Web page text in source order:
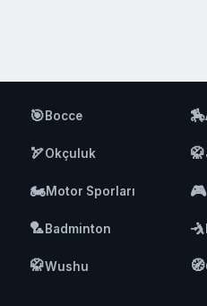
🎯Bocce 🏇
🏹Okçuluk 🥋
🏍️Motor Sporları 🎮
🏸Badminton 🤺
🥋Wushu 🧭